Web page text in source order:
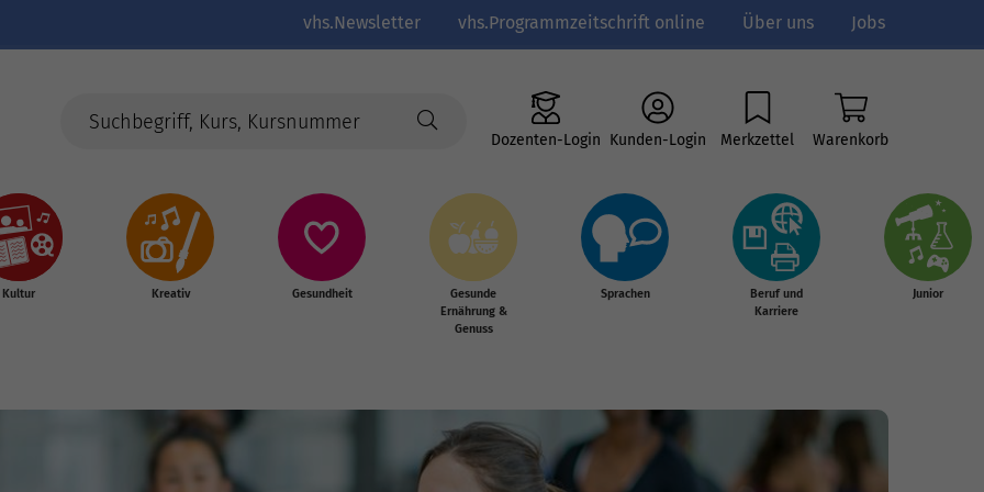
vhs.Newsletter vhs.Programmzeitschrift online Über uns Jobs
Dozenten-Login Kunden-Login Merkzettel Warenkorb
Kultur Kreativ Gesundheit
Gesunde
Ernährung &
Genuss
Sprachen
Beruf und
Karriere
Junior